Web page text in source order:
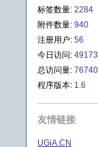
标签数量: 2284
附件数量: 940
注册用户: 56
今日访问: 49173
总访问量:
程序版本: 1.6
友情链接
UGiA.CN